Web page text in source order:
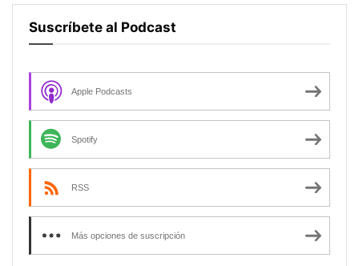
Suscríbete al Podcast
Apple Podcasts
Spotify
RSS
Más opciones de suscripción